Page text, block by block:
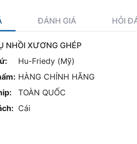
ĐÁNH GIÁ HỎI
NHỒI XƯƠNG GHÉP
Hu-Friedy (Mỹ)
HÀNG CHÍNH HÃNG
TOÀN QUỐC
Cái